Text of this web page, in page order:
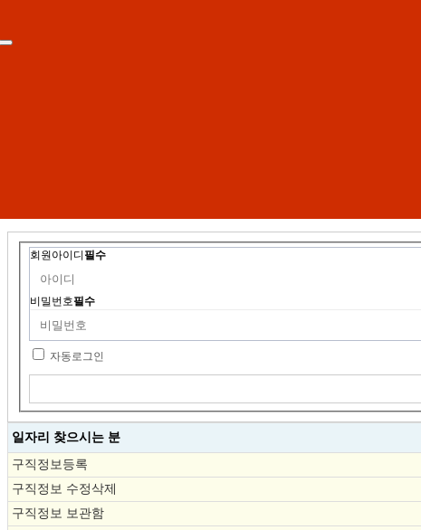
회원아이디 필수
비밀번호필수
자동로그인
일자리 찾으시는 분
구직정보등록
구직정보 수정삭제
구직정보 보관함